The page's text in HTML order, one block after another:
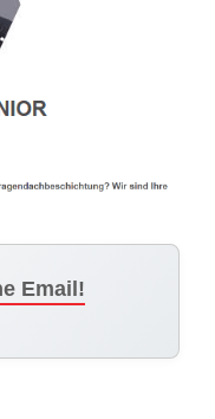
Email!